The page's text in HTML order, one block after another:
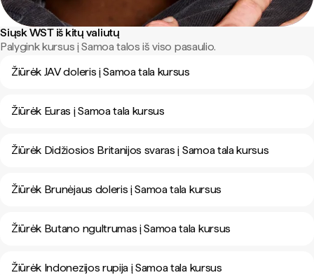
Siųsk WST iš kitų valiutų
Palygink kursus į Samoa talos iš viso pasaulio.
Žiūrėk JAV doleris į Samoa tala kursus
Žiūrėk Euras į Samoa tala kursus
Žiūrėk Didžiosios Britanijos svaras į Samoa tala kursus
Žiūrėk Brunėjaus doleris į Samoa tala kursus
Žiūrėk Butano ngultrumas į Samoa tala kursus
Žiūrėk Indonezijos rupija į Samoa tala kursus